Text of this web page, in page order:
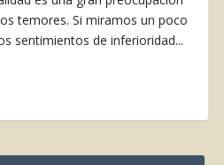
temores. Si miramos un poco
sentimientos de inferioridad...